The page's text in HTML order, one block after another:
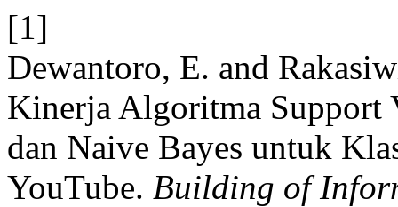
[1]
Dewantoro, E. and
Kinerja Algoritma Support
dan Naive Bayes untuk
YouTube. Building of